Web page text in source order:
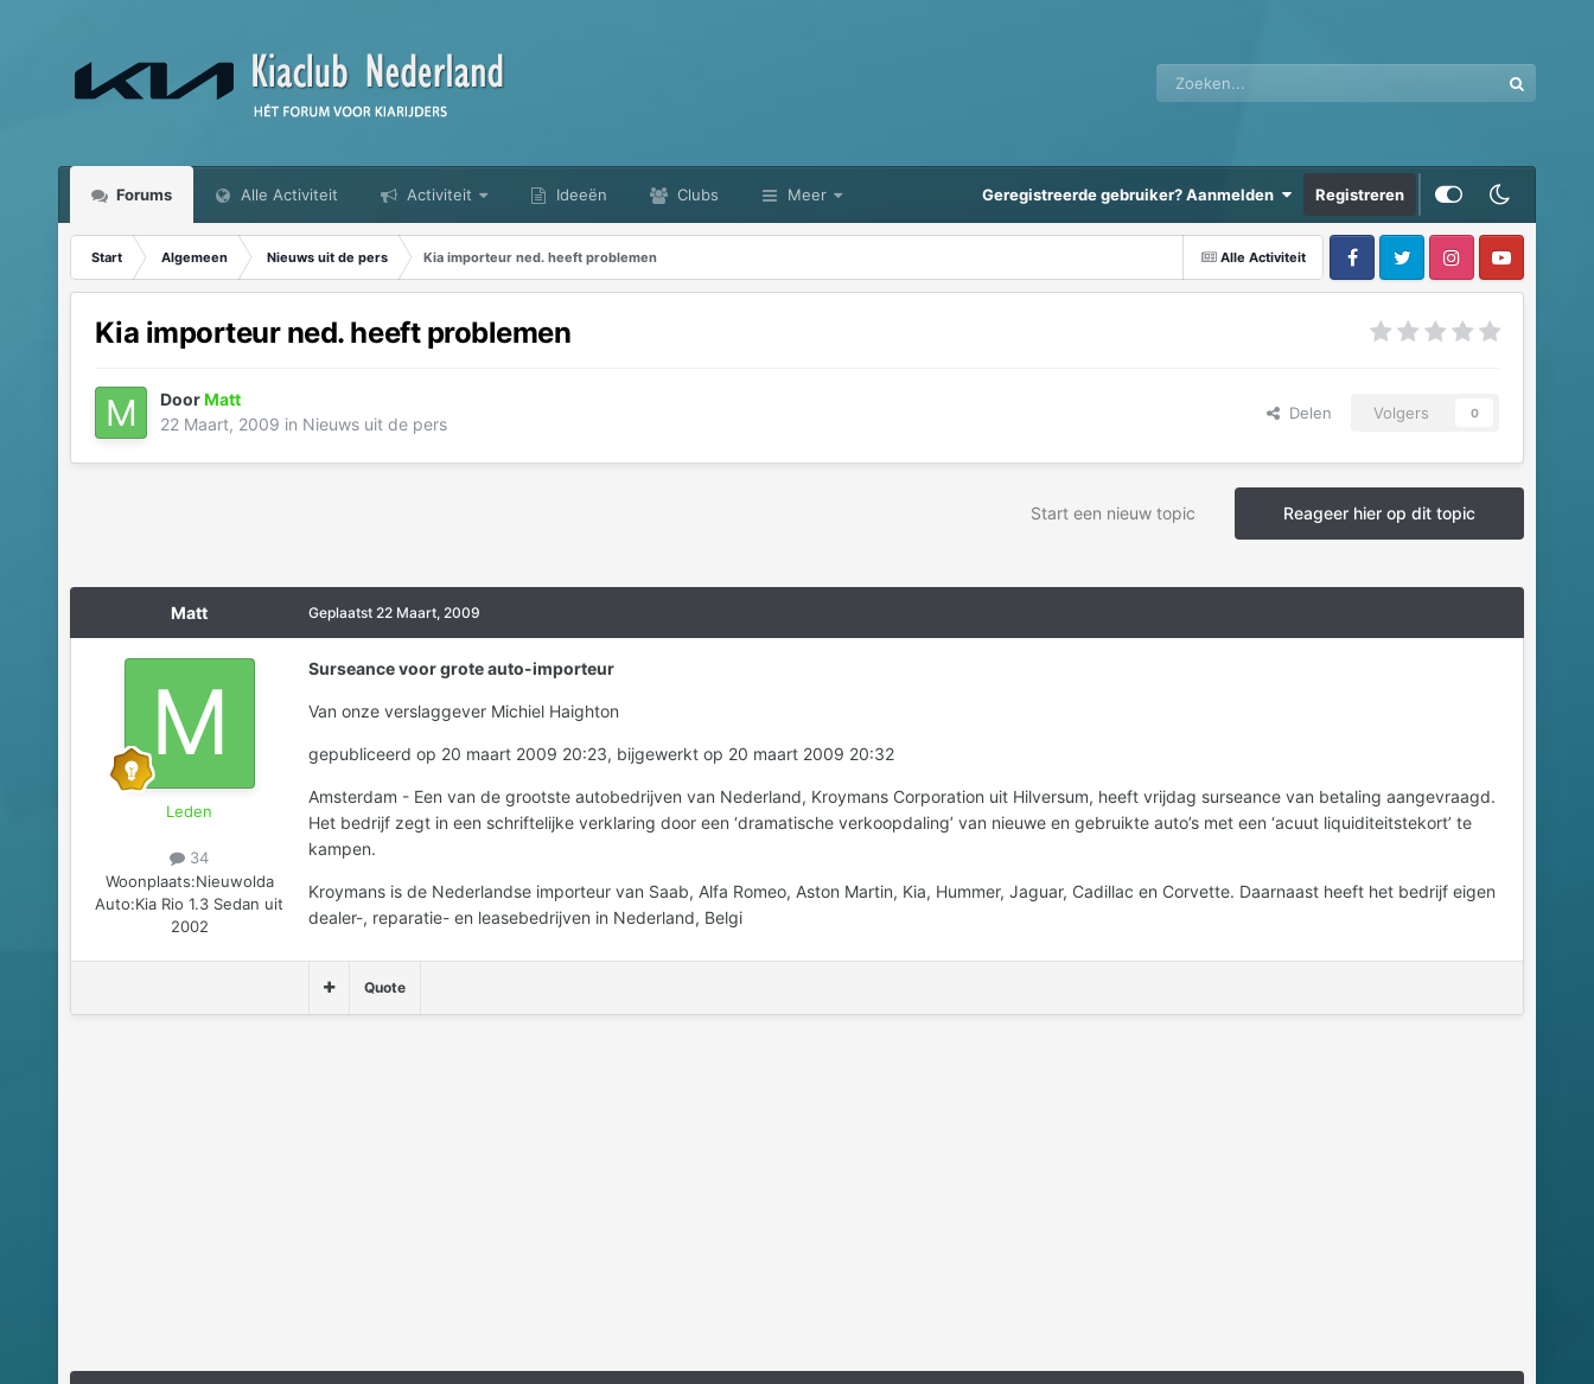
Forums Alle Activiteit Activiteit Ideeën Clubs Meer Geregistreerde gebruiker? Aanmelden Registreren
Alle Activiteit
Start Algemeen Nieuws uit de pers Kia importeur ned. heeft problemen
Kia importeur ned. heeft problemen
DoorMatt
22 Maart, 2009 in Nieuws uit de pers
Delen Volgers 0
Reageer hier op dit topic
Start een nieuw topic
Matt
Leden
34
Woonplaats:Nieuwolda
Auto:Kia Rio 1.3 Sedan uit
2002
Geplaatst 22 Maart, 2009
Surseance voor grote auto-importeur
Van onze verslaggever Michiel Haighton
gepubliceerd op 20 maart 2009 20:23, bijgewerkt op 20 maart 2009 20:32
Amsterdam - Een van de grootste autobedrijven van Nederland, Kroymans Corporation uit Hilversum, heeft vrijdag surseance van betaling aangevraagd.
Het bedrijf zegt in een schriftelijke verklaring door een ‘dramatische verkoopdaling’ van nieuwe en gebruikte auto’s met een ‘acuut liquiditeitstekort’ te
kampen.
Kroymans is de Nederlandse importeur van Saab, Alfa Romeo, Aston Martin, Kia, Hummer, Jaguar, Cadillac en Corvette. Daarnaast heeft het bedrijf eigen
dealer-, reparatie- en leasebedrijven in Nederland, Belgi
Quote